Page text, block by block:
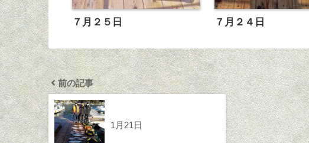
７月２５日 ７月２４日
前の記事
1月21日